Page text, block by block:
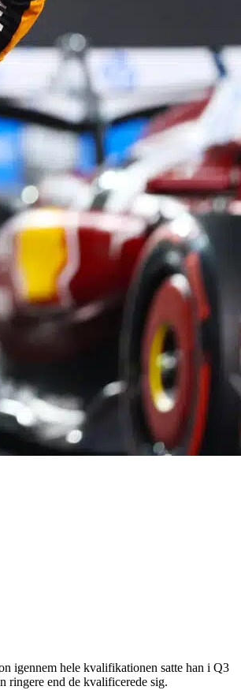
igennem hele kvalifikationen satte han i Q3
ringere end de kvalificerede sig.